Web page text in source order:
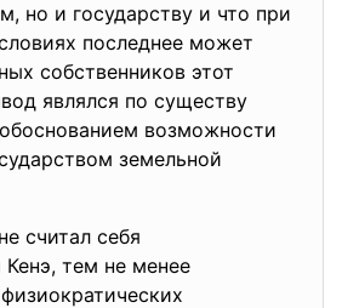
но и государству и что при
последнее может
собственников этот
являлся по существу
возможности
земельной
считал себя
Кенэ, тем не менее